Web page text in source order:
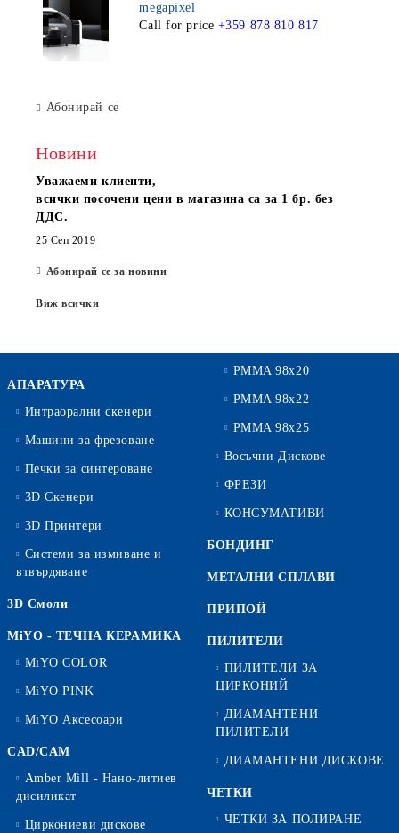
megapixel
Call for price +359 878 810 817
Абонирай се
Новини
Уважаеми клиенти,
всички посочени цени в магазина са за 1 бр. без
ДДС.
25 Сеп 2019
Абонирай се за новини
Виж всички
АПАРАТУРА
Интраорални скенери
Машини за фрезоване
Печки за синтероване
3D Скенери
3D Принтери
Системи за измиване и
втвърдяване
3D Смоли
MiYO - ТЕЧНА КЕРАМИКА
MiYO COLOR
MiYO PINK
MiYO Аксесоари
CAD/CAM
Amber Mill - Нано-литиев
дисиликат
Циркониеви дискове
PMMA 98x20
PMMA 98x22
PMMA 98x25
Восъчни Дискове
ФРЕЗИ
КОНСУМАТИВИ
БОНДИНГ
МЕТАЛНИ СПЛАВИ
ПРИПОЙ
ПИЛИТЕЛИ
ПИЛИТЕЛИ ЗА
ЦИРКОНИЙ
ДИАМАНТЕНИ
ПИЛИТЕЛИ
ДИАМАНТЕНИ ДИСКОВЕ
ЧЕТКИ
ЧЕТКИ ЗА ПОЛИРАНЕ